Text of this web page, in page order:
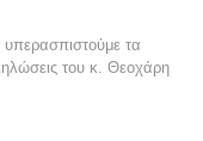
τα
του κ. Θεοχάρη